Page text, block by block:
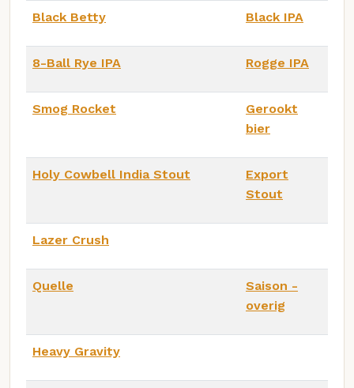
Black Betty Black IPA
8-Ball Rye IPA Rogge IPA
Smog Rocket
Gerookt
bier
Holy Cowbell India Stout
Export
Stout
Lazer Crush
Quelle
Saison -
overig
Heavy Gravity